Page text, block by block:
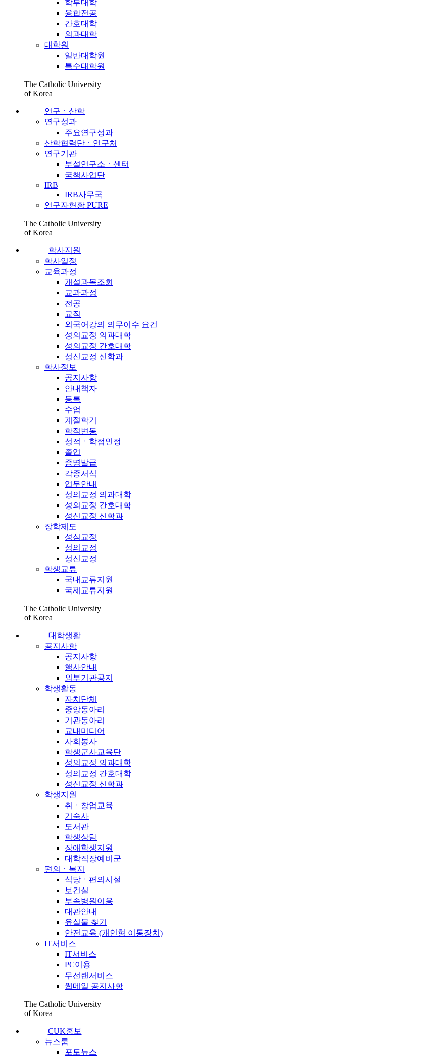
학부대학
융합전공
간호대학
의과대학
대학원
일반대학원
특수대학원
The Catholic University
of Korea
연구ㆍ산학
연구성과
주요연구성과
산학협력단ㆍ연구처
연구기관
부설연구소ㆍ센터
국책사업단
IRB
IRB사무국
연구자현황 PURE
The Catholic University
of Korea
학사지원
학사일정
교육과정
개설과목조회
교과과정
전공
교직
외국어강의 의무이수 요건
성의교정 의과대학
성의교정 간호대학
성신교정 신학과
학사정보
공지사항
안내책자
등록
수업
계절학기
학적변동
성적ㆍ학점인정
졸업
증명발급
각종서식
업무안내
성의교정 의과대학
성의교정 간호대학
성신교정 신학과
장학제도
성심교정
성의교정
성신교정
학생교류
국내교류지원
국제교류지원
The Catholic University
of Korea
대학생활
공지사항
공지사항
행사안내
외부기관공지
학생활동
자치단체
중앙동아리
기관동아리
교내미디어
사회봉사
학생군사교육단
성의교정 의과대학
성의교정 간호대학
성신교정 신학과
학생지원
취ㆍ창업교육
기숙사
도서관
학생상담
장애학생지원
대학직장예비군
편의ㆍ복지
식당ㆍ편의시설
보건실
부속병원이용
대관안내
유실물 찾기
안전교육 (개인형 이동장치)
IT서비스
IT서비스
PC이용
무선랜서비스
웹메일 공지사항
The Catholic University
of Korea
CUK홍보
뉴스룸
포토뉴스